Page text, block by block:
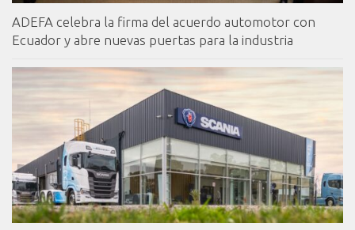
ADEFA celebra la firma del acuerdo automotor con
Ecuador y abre nuevas puertas para la industria